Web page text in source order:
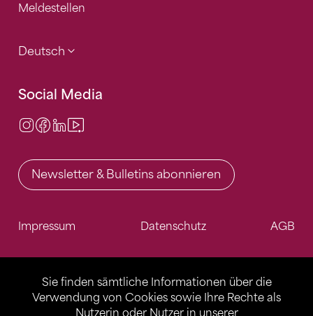
Sie finden sämtliche Informationen über die
Verwendung von Cookies sowie Ihre Rechte als
Nutzerin oder Nutzer in unserer
Meldestellen
Deutsch
Social Media
Instagram
Facebook
LinkedIn
Newsletter & Bulletins abonnieren
Impressum Datenschutz AGB